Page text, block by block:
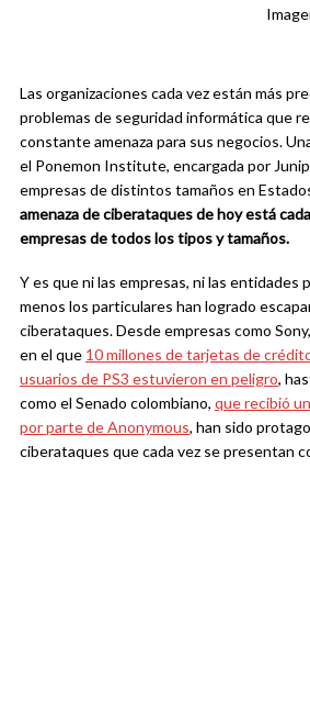
Las organizaciones cada vez están más
problemas de seguridad informática que
constante amenaza para sus negocios.
el Ponemon Institute, encargada por
empresas de distintos tamaños en
amenaza de ciberataques de hoy está
empresas de todos los tipos y tamaños.
Y es que ni las empresas, ni las entidades
menos los particulares han logrado
ciberataques. Desde empresas como
en el que 10 millones de tarjetas de
usuarios de PS3 estuvieron en peligro,
como el Senado colombiano, que recibió
por parte de Anonymous, han sido
ciberataques que cada vez se presentan